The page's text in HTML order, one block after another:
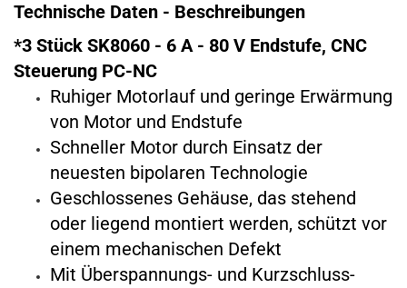
Technische Daten - Beschreibungen
*3 Stück SK8060 - 6 A - 80 V Endstufe, CNC
Steuerung PC-NC
Ruhiger Motorlauf und geringe Erwärmung
von Motor und Endstufe
Schneller Motor durch Einsatz der
neuesten bipolaren Technologie
Geschlossenes Gehäuse, das stehend
oder liegend montiert werden, schützt vor
einem mechanischen Defekt
Mit Überspannungs- und Kurzschluss-